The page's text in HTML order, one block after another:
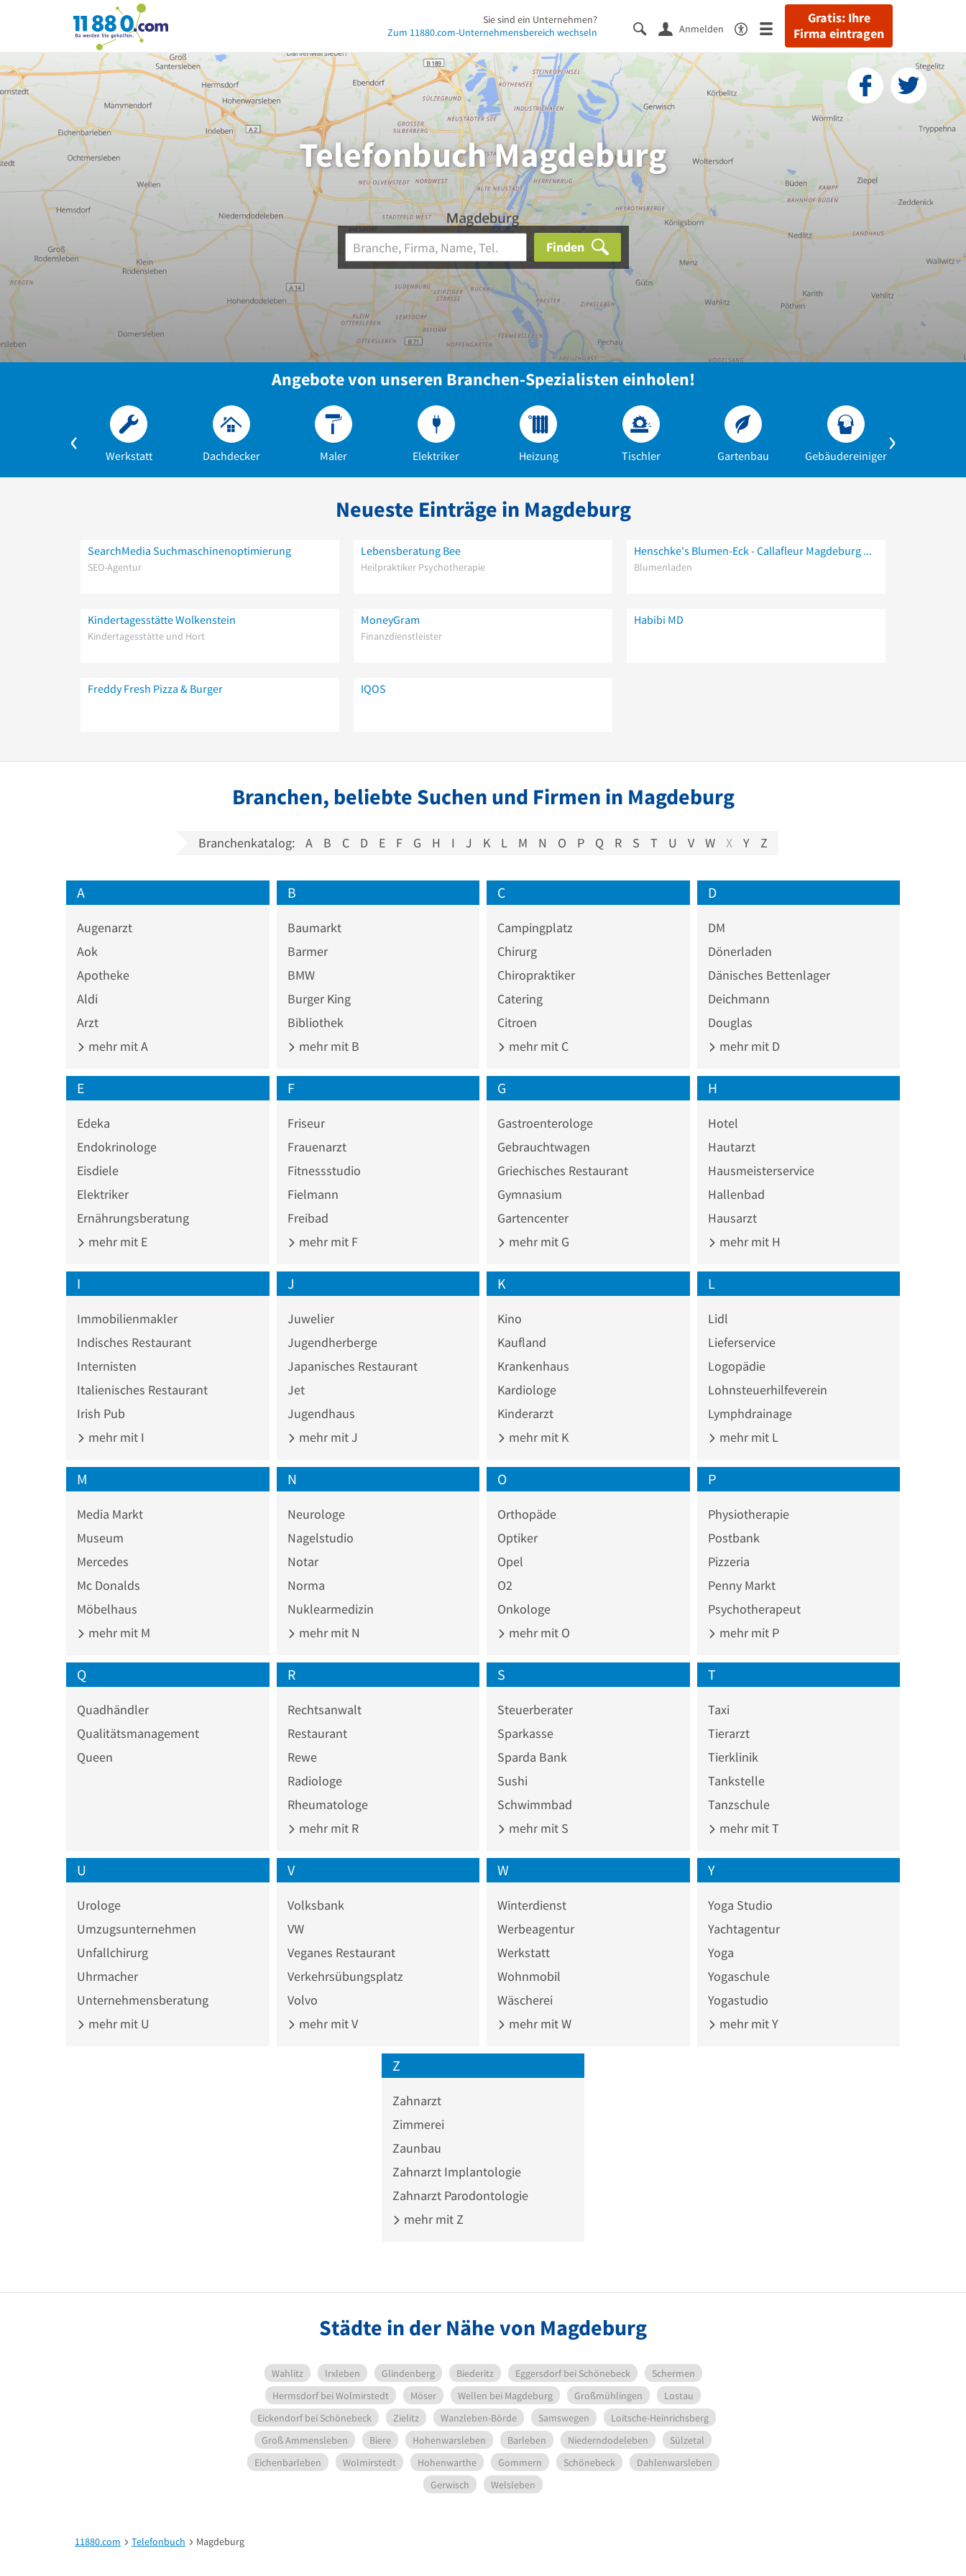
11880.com
Gratis: Ihre
Firma eintragen
Anmelden
Sie sind ein Unternehmen?
Zum 11880.com-Unternehmensbereich wechseln
Telefonbuch Magdeburg
Finden
Angebote von unseren Branchen-Spezialisten einholen!
Werkstatt Dachdecker Maler Elektriker Heizung Tischler Gartenbau Gebäudereiniger
Neueste Einträge in Magdeburg
SearchMedia Suchmaschinenoptimierung
SEO-Agentur
Lebensberatung Bee
Heilpraktiker Psychotherapie
Henschke's Blumen-Eck - Callafleur Magdeburg Blumenladen
Blumenladen
Kindertagesstätte Wolkenstein
Kindertagesstätte und Hort
MoneyGram
Finanzdienstleister
Habibi MD
Freddy Fresh Pizza & Burger IQOS
Branchen, beliebte Suchen und Firmen in Magdeburg
Branchenkatalog: A B C D E F G H I J K L M N O P Q R S T U V W X Y Z
A
Augenarzt
Aok
Apotheke
Aldi
Arzt
mehr mit A
B
Baumarkt
Barmer
BMW
Burger King
Bibliothek
mehr mit B
C
Campingplatz
Chirurg
Chiropraktiker
Catering
Citroen
mehr mit C
D
DM
Dönerladen
Dänisches Bettenlager
Deichmann
Douglas
mehr mit D
E
Edeka
Endokrinologe
Eisdiele
Elektriker
Ernährungsberatung
mehr mit E
F
Friseur
Frauenarzt
Fitnessstudio
Fielmann
Freibad
mehr mit F
G
Gastroenterologe
Gebrauchtwagen
Griechisches Restaurant
Gymnasium
Gartencenter
mehr mit G
H
Hotel
Hautarzt
Hausmeisterservice
Hallenbad
Hausarzt
mehr mit H
I
Immobilienmakler
Indisches Restaurant
Internisten
Italienisches Restaurant
Irish Pub
mehr mit I
J
Juwelier
Jugendherberge
Japanisches Restaurant
Jet
Jugendhaus
mehr mit J
K
Kino
Kaufland
Krankenhaus
Kardiologe
Kinderarzt
mehr mit K
L
Lidl
Lieferservice
Logopädie
Lohnsteuerhilfeverein
Lymphdrainage
mehr mit L
M
Media Markt
Museum
Mercedes
Mc Donalds
Möbelhaus
mehr mit M
N
Neurologe
Nagelstudio
Notar
Norma
Nuklearmedizin
mehr mit N
O
Orthopäde
Optiker
Opel
O2
Onkologe
mehr mit O
P
Physiotherapie
Postbank
Pizzeria
Penny Markt
Psychotherapeut
mehr mit P
Q
Quadhändler
Qualitätsmanagement
Queen
R
Rechtsanwalt
Restaurant
Rewe
Radiologe
Rheumatologe
mehr mit R
S
Steuerberater
Sparkasse
Sparda Bank
Sushi
Schwimmbad
mehr mit S
T
Taxi
Tierarzt
Tierklinik
Tankstelle
Tanzschule
mehr mit T
U
Urologe
Umzugsunternehmen
Unfallchirurg
Uhrmacher
Unternehmensberatung
mehr mit U
V
Volksbank
VW
Veganes Restaurant
Verkehrsübungsplatz
Volvo
mehr mit V
W
Winterdienst
Werbeagentur
Werkstatt
Wohnmobil
Wäscherei
mehr mit W
Y
Yoga Studio
Yachtagentur
Yoga
Yogaschule
Yogastudio
mehr mit Y
Z
Zahnarzt
Zimmerei
Zaunbau
Zahnarzt Implantologie
Zahnarzt Parodontologie
mehr mit Z
Städte in der Nähe von Magdeburg
Wahlitz Irxleben Glindenberg Biederitz Eggersdorf bei Schönebeck
Schermen
Hermsdorf bei Wolmirstedt
Möser Wellen bei Magdeburg Großmühlingen
Lostau
Eickendorf bei Schönebeck
Zielitz Wanzleben-Börde Samswegen
Loitsche-Heinrichsberg
Groß Ammensleben
Biere Hohenwarsleben Barleben Niederndodeleben
Sülzetal
Eichenbarleben
Wolmirstedt Hohenwarthe Gommern Schönebeck
Dahlenwarsleben
Gerwisch
Welsleben
11880.com Telefonbuch Magdeburg